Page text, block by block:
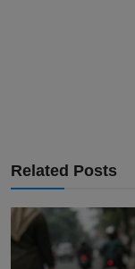
Related Posts